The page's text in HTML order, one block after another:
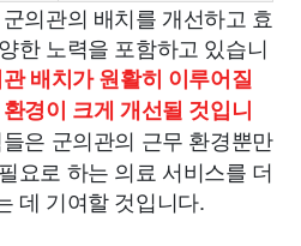
의관의 배치를 개선하고 효
한 노력을 포함하고 있습니
배치가 원활히 이루어질
경이 크게 개선될 것입니
은 군의관의 근무 환경뿐만
요로 하는 의료 서비스를 더
데 기여할 것입니다.